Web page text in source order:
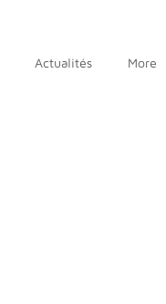
Actualités More